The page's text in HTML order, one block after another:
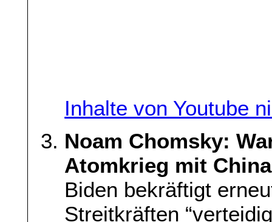
Inhalte von Youtube
Noam Chomsky:
Atomkrieg mit
Biden bekräftigt
Streitkräften